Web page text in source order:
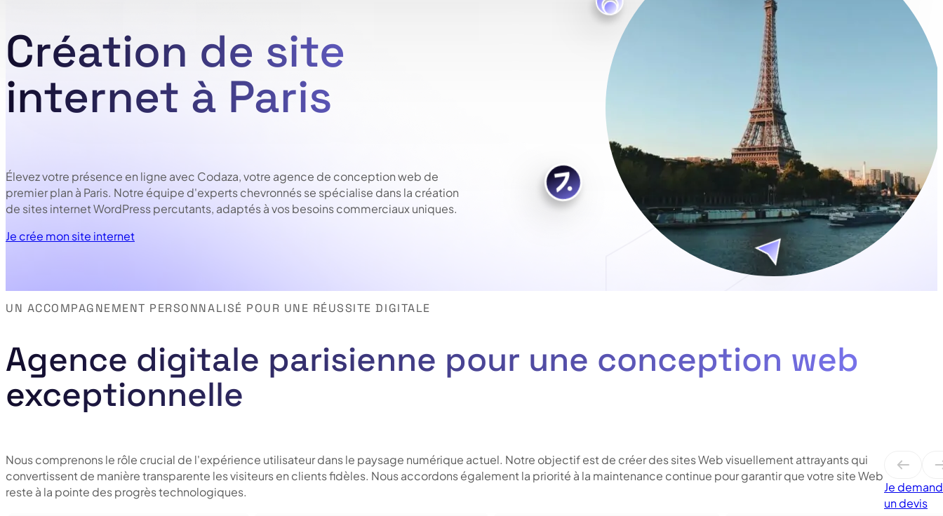
Création de site
internet à Paris
Élevez votre présence en ligne avec Codaza, votre agence de conception web de
premier plan à Paris. Notre équipe d'experts chevronnés se spécialise dans la création
de sites internet WordPress percutants, adaptés à vos besoins commerciaux uniques.
Je crée mon site internet
Agence digitale parisienne pour une conception web
exceptionnelle
UN ACCOMPAGNEMENT PERSONNALISÉ POUR UNE RÉUSSITE DIGITALE
Nous comprenons le rôle crucial de l'expérience utilisateur dans le paysage numérique actuel. Notre objectif est de créer des sites Web visuellement attrayants qui
convertissent de manière transparente les visiteurs en clients fidèles. Nous accordons également la priorité à la maintenance continue pour garantir que votre site Web
reste à la pointe des progrès technologiques.
Je
un devis